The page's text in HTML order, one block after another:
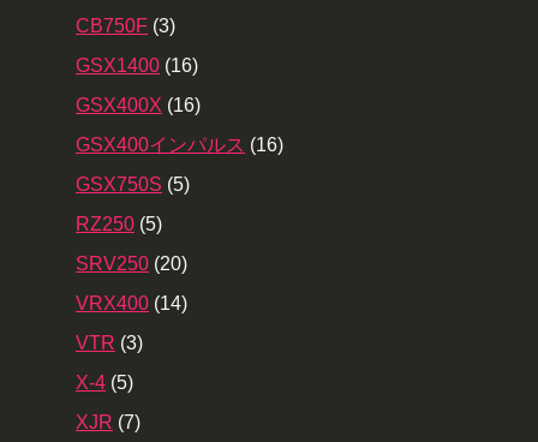
CB750F (3)
GSX1400 (16)
GSX400X (16)
GSX400インパルス (16)
GSX750S (5)
RZ250 (5)
SRV250 (20)
VRX400 (14)
VTR (3)
X-4 (5)
XJR (7)